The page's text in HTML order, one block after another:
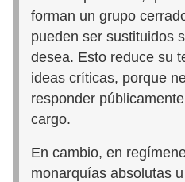
forman un grupo
pueden ser sustituidos
desea. Esto reduce su
ideas críticas, porque
responder
cargo.
En cambio, en
monarquías absolutas